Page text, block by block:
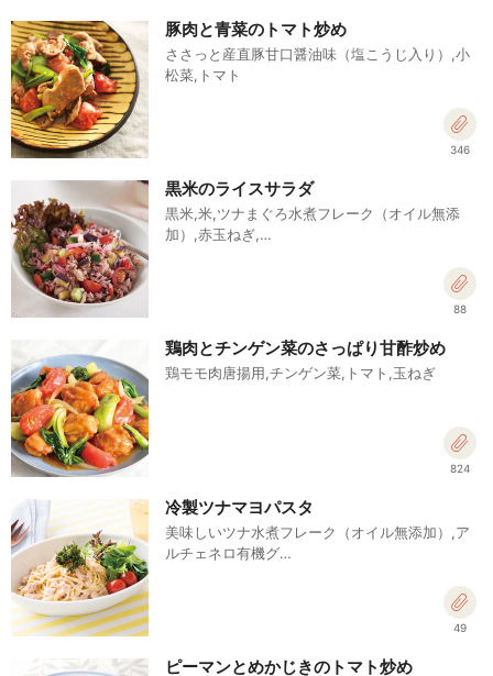
豚肉と青菜のトマト炒め
ささっと産直豚甘口醤油味（塩こうじ入り）,小
松菜,トマト
346
黒米のライスサラダ
黒米,米,ツナまぐろ水煮フレーク（オイル無添
加）,赤玉ねぎ,…
88
鶏肉とチンゲン菜のさっぱり甘酢炒め
鶏モモ肉唐揚用,チンゲン菜,トマト,玉ねぎ
824
冷製ツナマヨパスタ
美味しいツナ水煮フレーク（オイル無添加）,ア
ルチェネロ有機グ…
49
ピーマンとめかじきのトマト炒め